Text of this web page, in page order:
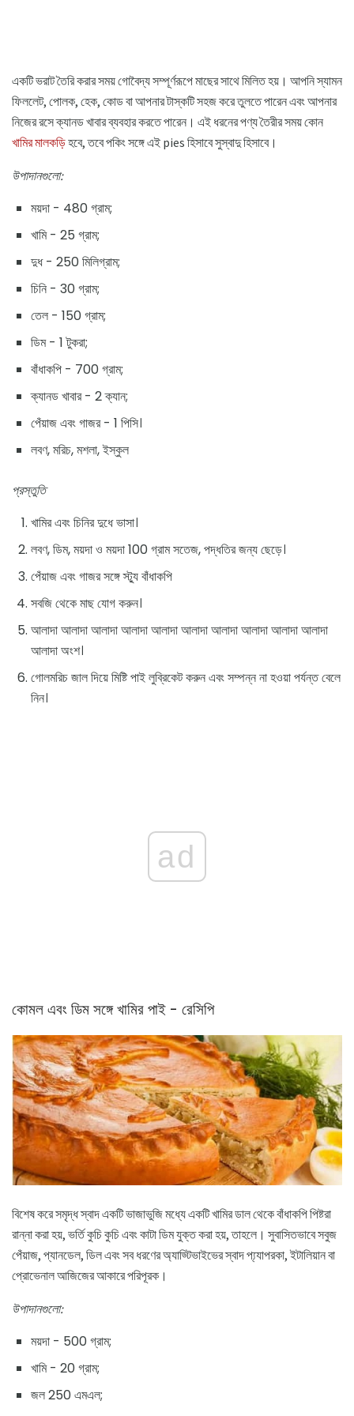
একটি ভরাট তৈরি করার সময় গোবৈদ্য সম্পূর্ণরূপে মাছের সাথে মিলিত হয়। আপনি স্যামন
ফিললেট, পোলক, হেক, কোড বা আপনার টাস্কটি সহজ করে তুলতে পারেন এবং আপনার
নিজের রসে ক্যানড খাবার ব্যবহার করতে পারেন। এই ধরনের পণ্য তৈরীর সময় কোন
খামির মালকড়িহবে, তবে পকিং সঙ্গে এই pies হিসাবে সুস্বাদু হিসাবে।
উপাদানগুলো:
ময়দা - 480 গ্রাম;
খামি - 25 গ্রাম;
দুধ - 250 মিলিগ্রাম;
চিনি - 30 গ্রাম;
তেল - 150 গ্রাম;
ডিম - 1 টুকরা;
বাঁধাকপি - 700 গ্রাম;
ক্যানড খাবার - 2 ক্যান;
পেঁয়াজ এবং গাজর - 1 পিসি।
লবণ, মরিচ, মশলা, ইস্কুল
প্রস্তুতি
খামির এবং চিনির দুধে ভাসা।
লবণ, ডিম, ময়দা ও ময়দা 100 গ্রাম সতেজ, পদ্ধতির জন্য ছেড়ে।
পেঁয়াজ এবং গাজর সঙ্গে স্ট্যু বাঁধাকপি
সবজি থেকে মাছ যোগ করুন।
আলাদা আলাদা আলাদা আলাদা আলাদা আলাদা আলাদা আলাদা আলাদা আলাদা
আলাদা অংশ।
গোলমরিচ জাল দিয়ে মিষ্টি পাই লুব্রিকেট করুন এবং সম্পন্ন না হওয়া পর্যন্ত বেলে
নিন।
ad
কোমল এবং ডিম সঙ্গে খামির পাই - রেসিপি
বিশেষ করে সমৃদ্ধ স্বাদ একটি ভাজাভুজি মধ্যে একটি খামির ডাল থেকে বাঁধাকপি পিষ্টরা
রান্না করা হয়, ভর্তি কুচি কুচি এবং কাটা ডিম যুক্ত করা হয়, তাহলে। সুবাসিতভাবে সবুজ
পেঁয়াজ, প্যানডেল, ডিল এবং সব ধরণের অ্যাড্টিভাইভের স্বাদ প্য্যাপরকা, ইটালিয়ান বা
প্রোভেনাল আজিজের আকারে পরিপূরক।
উপাদানগুলো:
ময়দা - 500 গ্রাম;
খামি - 20 গ্রাম;
জল 250 এমএল;